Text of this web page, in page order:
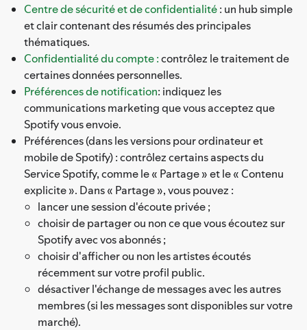
Centre de sécurité et de confidentialité: un hub simple
et clair contenant des résumés des principales
thématiques.
Confidentialité du compte :contrôlez le traitement de
certaines données personnelles.
Préférences de notification: indiquez les
communications marketing que vous acceptez que
Spotify vous envoie.
Préférences (dans les versions pour ordinateur et
mobile de Spotify) : contrôlez certains aspects du
Service Spotify, comme le « Partage » et le « Contenu
explicite ». Dans « Partage », vous pouvez :
lancer une session d'écoute privée ;
choisir de partager ou non ce que vous écoutez sur
Spotify avec vos abonnés ;
choisir d'afficher ou non les artistes écoutés
récemment sur votre profil public.
désactiver l'échange de messages avec les autres
membres (si les messages sont disponibles sur votre
marché).